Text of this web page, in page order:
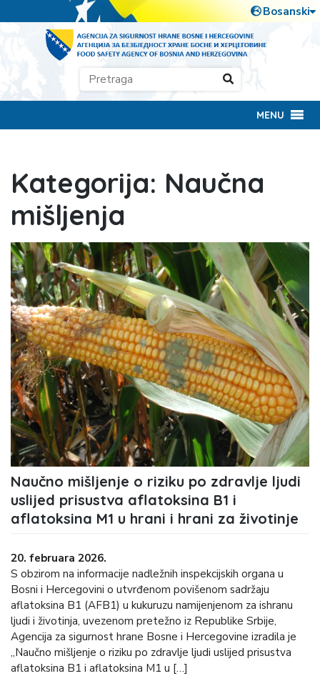
MENU
Kategorija: Naučna
mišljenja
Naučno mišljenje o riziku po zdravlje ljudi
uslijed prisustva aflatoksina B1 i
aflatoksina M1 u hrani i hrani za životinje
20. februara 2026.
S obzirom na informacije nadležnih inspekcijskih organa u
Bosni i Hercegovini o utvrđenom povišenom sadržaju
aflatoksina B1 (AFB1) u kukuruzu namijenjenom za ishranu
ljudi i životinja, uvezenom pretežno iz Republike Srbije,
Agencija za sigurnost hrane Bosne i Hercegovine izradila je
„Naučno mišljenje o riziku po zdravlje ljudi uslijed prisustva
aflatoksina B1 i aflatoksina M1 u […]